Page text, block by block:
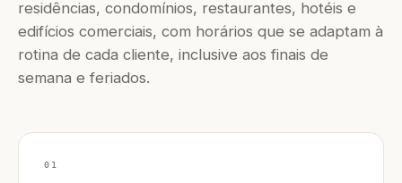
residências, condomínios, restaurantes, hotéis e
edifícios comerciais, com horários que se adaptam à
rotina de cada cliente, inclusive aos finais de
semana e feriados.
01